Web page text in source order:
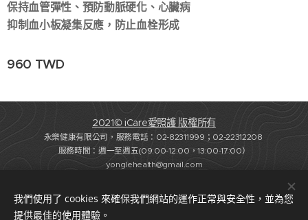
保持血管彈性、預防動脈硬化、心臟病
抑制血小板凝集反應，防止血栓形成
960 TWD
2021© iCare愛照護 版權所有
永樂健康有限公司，服務電話：02-82311999；02-22312208
服務時間：週一至週五(09:00-12:00，13:00-17:00）
yonglehealth@gmail.com
聯繫我們 長照資訊站 Cookies
我們使用了 cookies 來確保我們網站的運作正常與安全性，並為您
提供最佳的使用體驗。